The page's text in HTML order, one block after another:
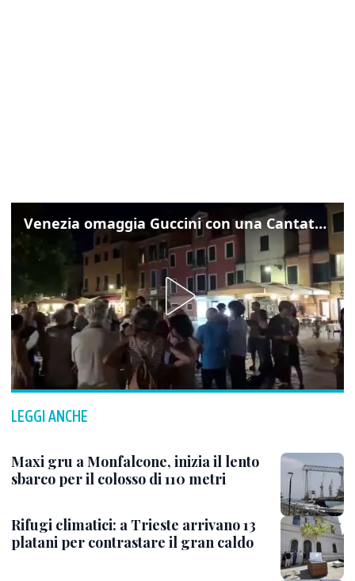
Venezia omaggia Guccini con una Cantata Anarchica in campo Santa Margherita
LEGGI ANCHE
Maxi gru a Monfalcone, inizia il lento
sbarco per il colosso di 110 metri
Rifugi climatici: a Trieste arrivano 13
platani per contrastare il gran caldo